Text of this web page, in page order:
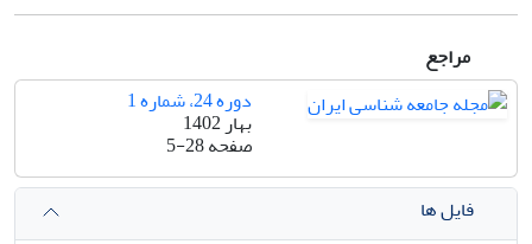
مراجع
دوره 24، شماره 1
بهار 1402
صفحه5-28
فایل ها